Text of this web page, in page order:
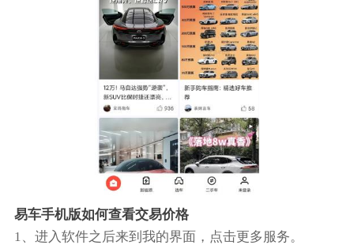
易车手机版如何查看交易价格
1、进入软件之后来到我的界面，点击更多服务。